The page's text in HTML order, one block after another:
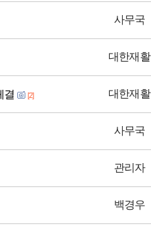
사무국
대한재활
결 [2] 대한재활
사무국
관리자
백경우